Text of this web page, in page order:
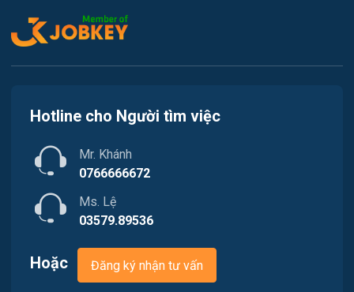
Lao Động Phổ Thông
Nhà hàng / Khách sạn
Nhân sự
Việc làm Thới An Đông
Việc làm Phước Thới
Việc làm Thới Long
Việc làm Trung Nhất
Việc làm Vị Thanh
Hotline cho Người tìm việc
Mr. Khánh
0766666672
Ms. Lệ
03579.89536
Hoặc Đăng ký nhận tư vấn